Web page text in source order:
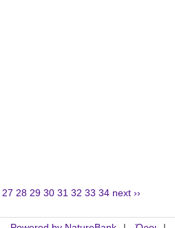
27 28 29 30 31 32 33 34 next ››